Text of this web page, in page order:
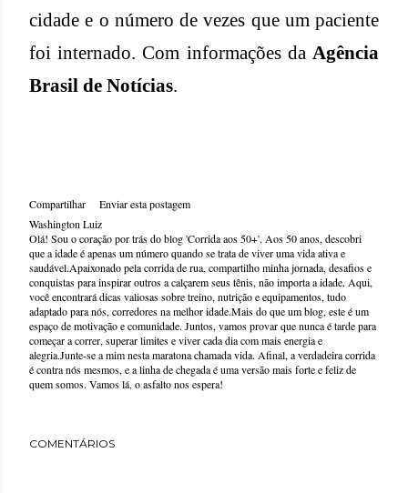
cidade e o número de vezes que um paciente
foi internado. Com informações da Agência
Brasil de Notícias.
Compartilhar
Enviar esta postagem
Washington Luiz
Olá! Sou o coração por trás do blog 'Corrida aos 50+'. Aos 50 anos, descobri
que a idade é apenas um número quando se trata de viver uma vida ativa e
saudável.Apaixonado pela corrida de rua, compartilho minha jornada, desafios e
conquistas para inspirar outros a calçarem seus tênis, não importa a idade. Aqui,
você encontrará dicas valiosas sobre treino, nutrição e equipamentos, tudo
adaptado para nós, corredores na melhor idade.Mais do que um blog, este é um
espaço de motivação e comunidade. Juntos, vamos provar que nunca é tarde para
começar a correr, superar limites e viver cada dia com mais energia e
alegria.Junte-se a mim nesta maratona chamada vida. Afinal, a verdadeira corrida
é contra nós mesmos, e a linha de chegada é uma versão mais forte e feliz de
quem somos. Vamos lá, o asfalto nos espera!
COMENTÁRIOS